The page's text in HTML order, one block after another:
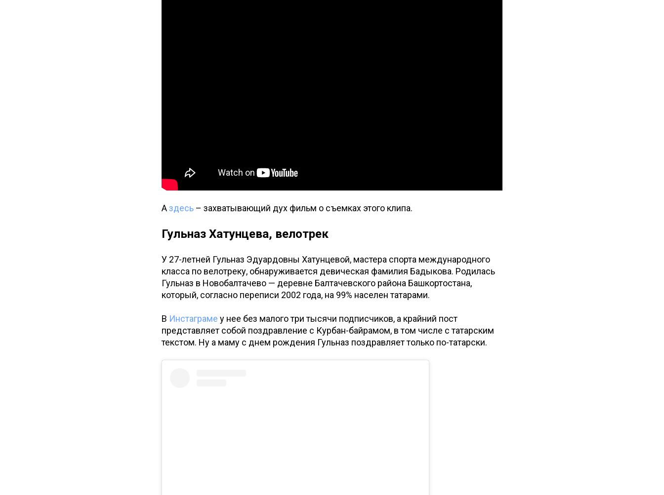
Аздесь – захватывающий дух фильм о съемках этого клипа.
Гульназ Хатунцева, велотрек
У 27-летней Гульназ Эдуардовны Хатунцевой, мастера спорта международного
класса по велотреку, обнаруживается девическая фамилия Бадыкова. Родилась
Гульназ в Новобалтачево — деревне Балтачевского района Башкортостана,
который, согласно переписи 2002 года, на 99% населен татарами.
В Инстаграме у нее без малого три тысячи подписчиков, а крайний пост
представляет собой поздравление с Курбан-байрамом, в том числе с татарским
текстом. Ну а маму с днем рождения Гульназ поздравляет только по-татарски.